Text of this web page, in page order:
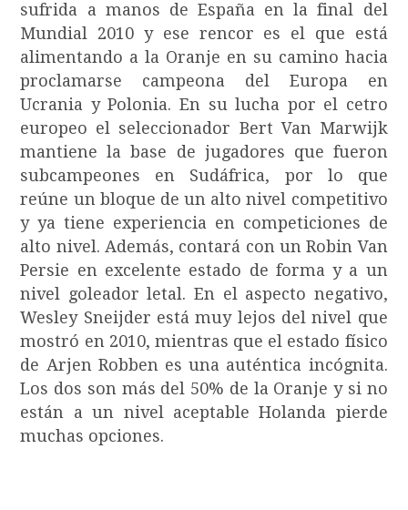
sufrida a manos de España en la final del
Mundial 2010 y ese rencor es el que está
alimentando a la Oranje en su camino hacia
proclamarse campeona del Europa en
Ucrania y Polonia. En su lucha por el cetro
europeo el seleccionador Bert Van Marwijk
mantiene la base de jugadores que fueron
subcampeones en Sudáfrica, por lo que
reúne un bloque de un alto nivel competitivo
y ya tiene experiencia en competiciones de
alto nivel. Además, contará con un Robin Van
Persie en excelente estado de forma y a un
nivel goleador letal. En el aspecto negativo,
Wesley Sneijder está muy lejos del nivel que
mostró en 2010, mientras que el estado físico
de Arjen Robben es una auténtica incógnita.
Los dos son más del 50% de la Oranje y si no
están a un nivel aceptable Holanda pierde
muchas opciones.